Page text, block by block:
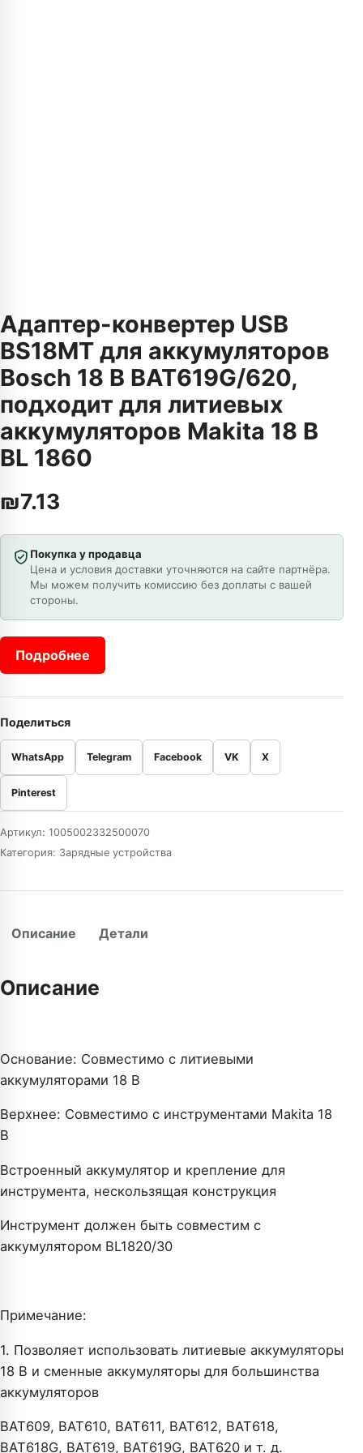
Адаптер-конвертер USB
BS18MT для аккумуляторов
Bosch 18 В BAT619G/620,
подходит для литиевых
аккумуляторов Makita 18 В
BL 1860
₪7.13
Покупка у продавца
Цена и условия доставки уточняются на сайте партнёра.
Мы можем получить комиссию без доплаты с вашей
стороны.
Подробнее
Поделиться
WhatsApp Telegram Facebook VK X
Pinterest
Артикул: 1005002332500070
Категория: Зарядные устройства
Описание Детали
Описание
Основание: Совместимо с литиевыми
аккумуляторами 18 В
Верхнее: Совместимо с инструментами Makita 18
В
Встроенный аккумулятор и крепление для
инструмента, нескользящая конструкция
Инструмент должен быть совместим с
аккумулятором BL1820/30
Примечание:
1. Позволяет использовать литиевые аккумуляторы
18 В и сменные аккумуляторы для большинства
аккумуляторов
BAT609, BAT610, BAT611, BAT612, BAT618,
BAT618G, BAT619, BAT619G, BAT620 и т. д.